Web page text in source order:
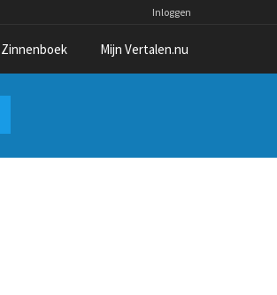
Inloggen
Zinnenboek Mijn Vertalen.nu